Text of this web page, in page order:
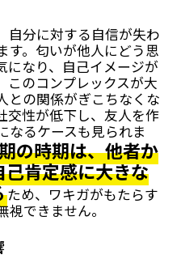
自分に対する自信が失わ
す。匂いが他人にどう思
になり、自己イメージが
このコンプレックスが大
との関係がぎこちなくな
交性が低下し、友人を作
なるケースも見られま
の時期は、他者か
肯定感に大きな
ため、ワキガがもたらす
できません。